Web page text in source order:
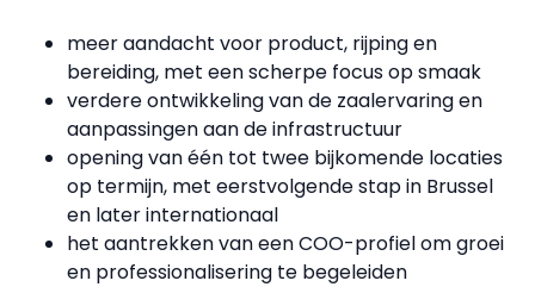
meer aandacht voor product, rijping en
bereiding, met een scherpe focus op smaak
verdere ontwikkeling van de zaalervaring en
aanpassingen aan de infrastructuur
opening van één tot twee bijkomende locaties
op termijn, met eerstvolgende stap in Brussel
en later internationaal
het aantrekken van een COO-profiel om groei
en professionalisering te begeleiden